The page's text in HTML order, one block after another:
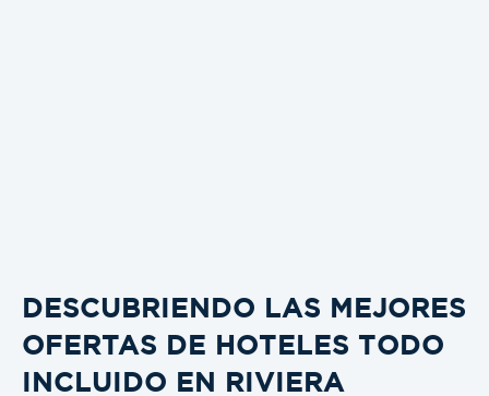
DESCUBRIENDO LAS MEJORES
OFERTAS DE HOTELES TODO
INCLUIDO EN RIVIERA